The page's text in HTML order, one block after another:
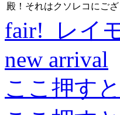
殿！それはクソレコにござ
fair! レイ
new arrival
ここ押す